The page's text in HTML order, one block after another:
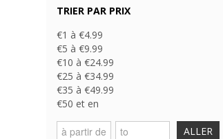
TRIER PAR PRIX
€1 à €4.99
€5 à €9.99
€10 à €24.99
€25 à €34.99
€35 à €49.99
€50 et en
ALLER